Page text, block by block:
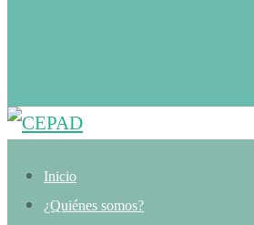
Inicio
¿Quiénes somos?